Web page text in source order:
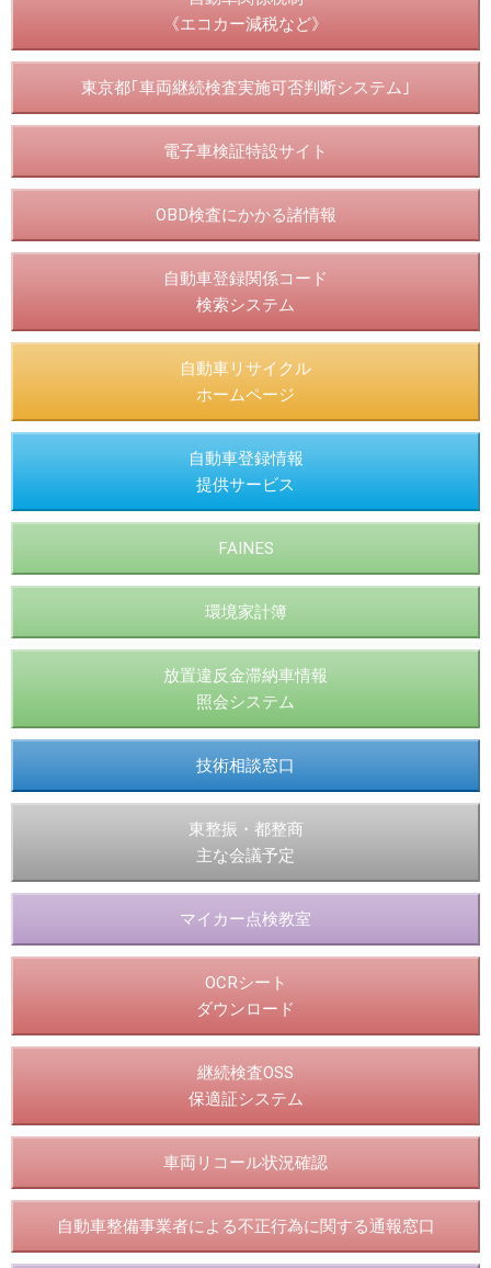
《エコカー減税など》
東京都｢車両継続検査実施可否判断システム｣
電子車検証特設サイト
OBD検査にかかる諸情報
自動車登録関係コード
検索システム
自動車リサイクル
ホームページ
自動車登録情報
提供サービス
FAINES
環境家計簿
放置違反金滞納車情報
照会システム
技術相談窓口
東整振・都整商
主な会議予定
マイカー点検教室
OCRシート
ダウンロード
継続検査OSS
保適証システム
車両リコール状況確認
自動車整備事業者による不正行為に関する通報窓口